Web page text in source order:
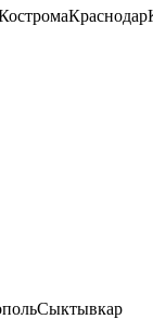
Краснодар
Сыктывкар